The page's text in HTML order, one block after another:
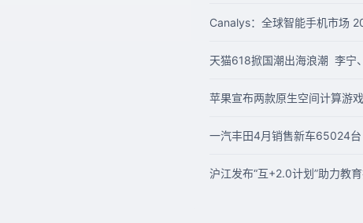
Canalys：全球智能手机市场
天猫618掀国潮出海浪潮 李宁
苹果宣布两款原生空间计算游
一汽丰田4月销售新车65024台
沪江发布“互+2.0计划”助力教